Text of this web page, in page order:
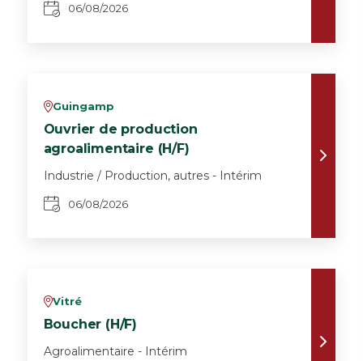
06/08/2026
vGuingamp
Ouvrier de production
agroalimentaire (H/F)
Industrie / Production, autres - Intérim
06/08/2026
vVitré
Boucher (H/F)
Agroalimentaire - Intérim